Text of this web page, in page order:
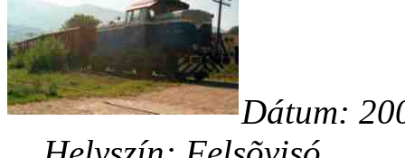
Dátum: